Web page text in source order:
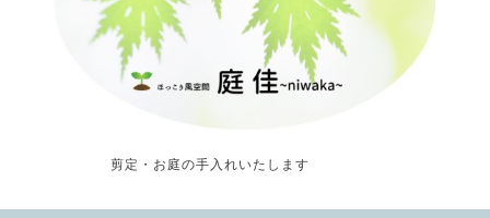
剪定・お庭の手入れいたします